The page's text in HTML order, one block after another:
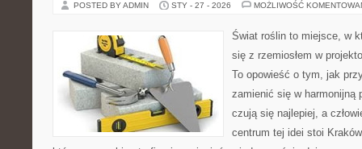
POSTED BY ADMIN STY - 27 - 2026 MOŻLIWOŚĆ
Świat roślin to miejsce, w
się z rzemiosłem w
To opowieść o tym, jak
zamienić się w harmonijną
czują się najlepiej, a
centrum tej idei stoi